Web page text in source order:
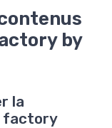
by
la
factory